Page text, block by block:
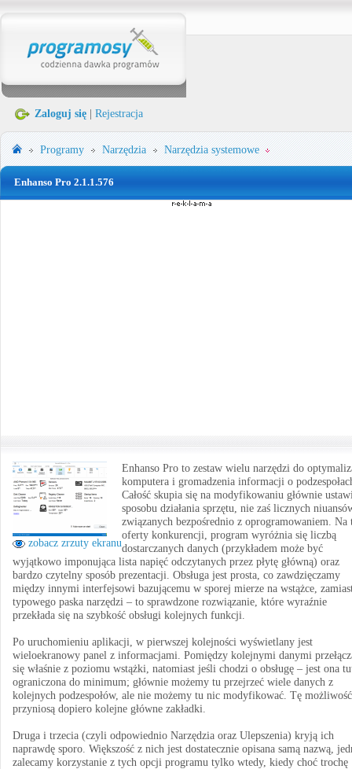
Zaloguj się Rejestracja
Programy Narzędzia Narzędzia systemowe
Enhanso Pro 2.1.1.576
zobacz zrzuty ekranu
Enhanso Pro to zestaw wielu narzędzi do
komputera i gromadzenia informacji o
Całość skupia się na modyfikowaniu głównie
sposobu działania sprzętu, nie zaś licznych
związanych bezpośrednio z oprogramowaniem. Na
oferty konkurencji, program wyróżnia się liczbą
dostarczanych danych (przykładem może być
wyjątkowo imponująca lista napięć odczytanych przez płytę główną) oraz
bardzo czytelny sposób prezentacji. Obsługa jest prosta, co zawdzięczamy
między innymi interfejsowi bazującemu w sporej mierze na wstążce,
typowego paska narzędzi – to sprawdzone rozwiązanie, które wyraźnie
przekłada się na szybkość obsługi kolejnych funkcji.
Po uruchomieniu aplikacji, w pierwszej kolejności wyświetlany jest
wieloekranowy panel z informacjami. Pomiędzy kolejnymi danymi
się właśnie z poziomu wstążki, natomiast jeśli chodzi o obsługę – jest ona
ograniczona do minimum; głównie możemy tu przejrzeć wiele danych z
kolejnych podzespołów, ale nie możemy tu nic modyfikować. Tę możliwość
przyniosą dopiero kolejne główne zakładki.
Druga i trzecia (czyli odpowiednio Narzędzia oraz Ulepszenia) kryją ich
naprawdę sporo. Większość z nich jest dostatecznie opisana samą nazwą,
zalecamy korzystanie z tych opcji programu tylko wtedy, kiedy choć trochę